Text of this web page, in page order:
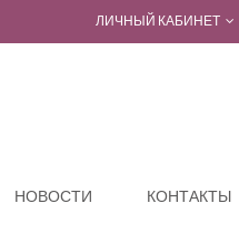
ЛИЧНЫЙ КАБИНЕТ
НОВОСТИ КОНТАКТЫ